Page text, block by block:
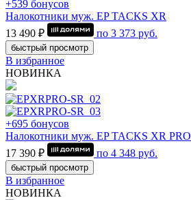
+539 бонусов
Налокотники муж. EP TACKS XR
13 490 ₽
по 3 373 руб.
быстрый просмотр
В избранное
НОВИНКА
+695 бонусов
Налокотники муж. EP TACKS XR PRO
17 390 ₽
по 4 348 руб.
быстрый просмотр
В избранное
НОВИНКА